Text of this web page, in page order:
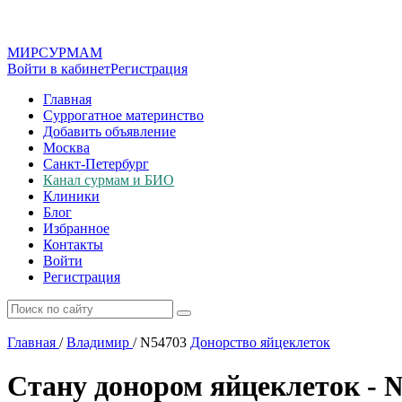
МИРСУРМАМ
Войти в кабинетРегистрация
Главная
Суррогатное материнство
Добавить объявление
Москва
Санкт-Петербург
Канал сурмам и БИО
Клиники
Блог
Избранное
Контакты
Войти
Регистрация
Главная / Владимир /N54703 Донорство яйцеклеток
Стану донором яйцеклеток -